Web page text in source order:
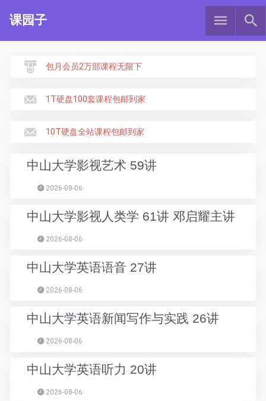
课园子
包月会员2万部课程无限下
1T硬盘100套课程包邮到家
10T硬盘全站课程包邮到家
中山大学影视艺术 59讲
2026-08-06
中山大学影视人类学 61讲 邓启耀主讲
2026-08-06
中山大学英语语音 27讲
2026-08-06
中山大学英语新闻写作与实践 26讲
2026-08-06
中山大学英语听力 20讲
2026-08-06